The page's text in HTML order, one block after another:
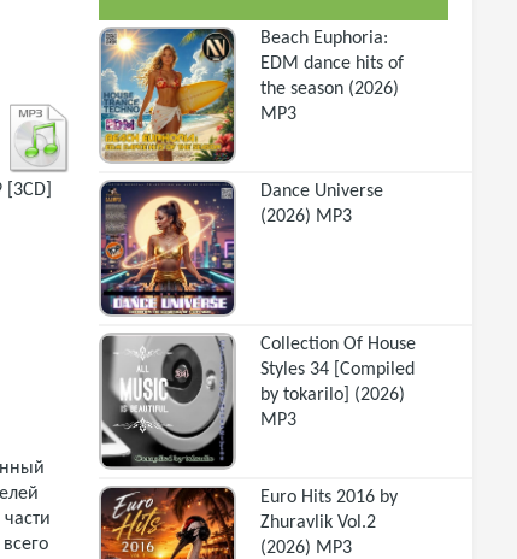
Beach Euphoria:
EDM dance hits of
the season (2026)
MP3
Dance Universe
(2026) MP3
Collection Of House
Styles 34 [Compiled
by tokarilo] (2026)
MP3
Euro Hits 2016 by
Zhuravlik Vol.2
(2026) MP3